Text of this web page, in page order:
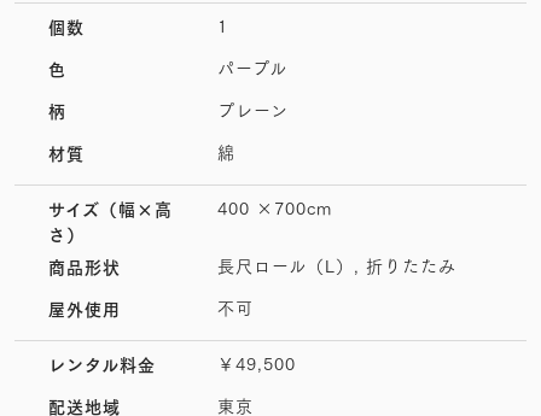
個数 1
色 パープル
柄 プレーン
材質 綿
サイズ （幅×高
さ）
400 ×700cm
商品形状 長尺ロール（L）, 折りたたみ
屋外使用 不可
レンタル料金 ￥49,500
配送地域 東京